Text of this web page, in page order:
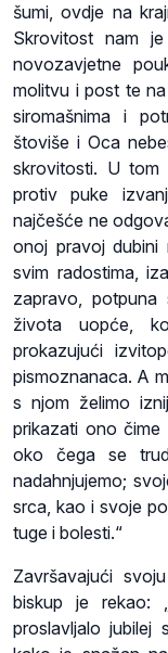
šumi, ovdje na
Skrovitost nam
novozavjetne
molitvu i post te
siromašnima i
štoviše i Oca
skrovitosti. U tom
protiv puke
najčešće ne
onoj pravoj
svim radostima,
zapravo,
života uopće,
prokazujući
pismoznanaca. A
s njom želimo
prikazati ono
oko čega se
nadahnjujemo;
srca, kao i svoje
tuge i bolesti.“
Završavajući
biskup je rekao:
proslavljalo jubilej